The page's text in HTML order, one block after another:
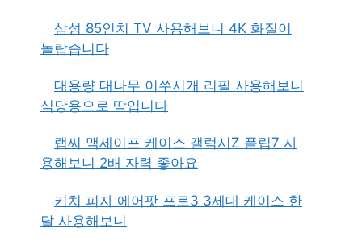
삼성 85인치 TV 사용해보니 4K 화질이
놀랍습니다
대용량 대나무 이쑤시개 리필 사용해보니
식당용으로 딱입니다
랩씨 맥세이프 케이스 갤럭시Z 플립7 사
용해보니 2배 자력 좋아요
키치 피자 에어팟 프로3 3세대 케이스 한
달 사용해보니